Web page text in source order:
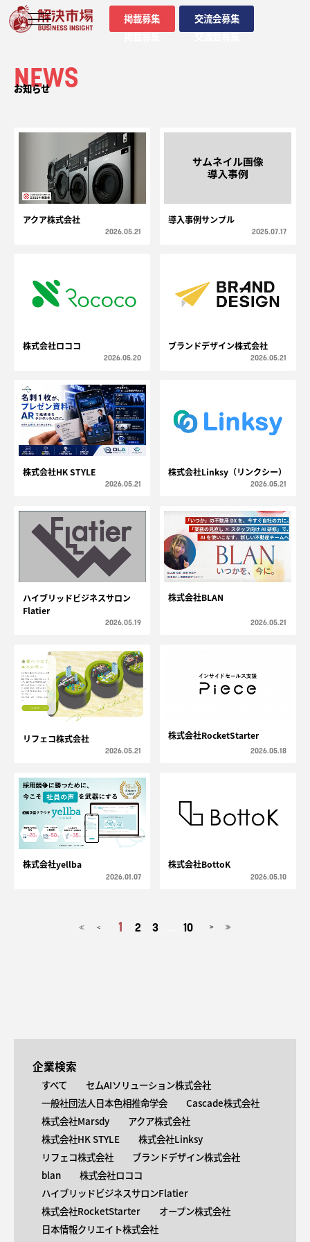
掲載募集
掲載募集
交流会募集
交流会募集
NEWS
お知らせ
アクア株式会社
2026.05.21
導入事例サンプル
2025.07.17
株式会社ロココ
2026.05.20
ブランドデザイン株式会社
2026.05.21
株式会社HK STYLE
2026.05.21
株式会社Linksy（リンクシー）
2026.05.21
ハイブリッドビジネスサロン
Flatier
2026.05.19
株式会社BLAN
2026.05.21
リフェコ株式会社
2026.05.21
株式会社RocketStarter
2026.05.18
株式会社yellba
2026.01.07
株式会社BottoK
2026.05.10
≪ < 1 2 3 10 > ≫
企業検索
すべて
セムAIソリューション株式会社
一般社団法人日本色相推命学会
Cascade株式会社
株式会社Marsdy
アクア株式会社
株式会社HK STYLE
株式会社Linksy
リフェコ株式会社
ブランドデザイン株式会社
blan
株式会社ロココ
ハイブリッドビジネスサロンFlatier
株式会社RocketStarter
オープン株式会社
日本情報クリエイト株式会社